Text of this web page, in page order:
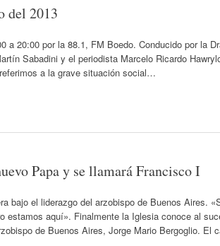
del 2013
a 20:00 por la 88.1, FM Boedo. Conducido por la
Sabadini y el periodista Marcelo Ricardo
a la grave situación social…
Papa y se llamará Francisco I
bajo el liderazgo del arzobispo de Buenos Aires.
estamos aquí». Finalmente la Iglesia conoce al
de Buenos Aires, Jorge Mario Bergoglio. El